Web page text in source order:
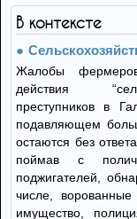
В контексте
Жалобы
действия
преступников в
подавляющем
остаются без
поймав с
поджигателей,
числе,
имущество,